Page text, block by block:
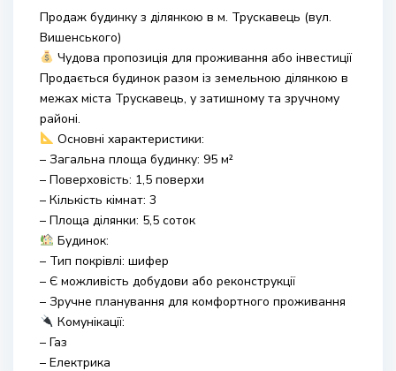
Продаж будинку з ділянкою в м. Трускавець (вул.
Вишенського)
Чудова пропозиція для проживання або інвестиції
Продається будинок разом із земельною ділянкою в
межах міста Трускавець, у затишному та зручному
районі.
Основні характеристики:
– Загальна площа будинку: 95 м²
– Поверховість: 1,5 поверхи
– Кількість кімнат: 3
– Площа ділянки: 5,5 соток
Будинок:
– Тип покрівлі: шифер
– Є можливість добудови або реконструкції
– Зручне планування для комфортного проживання
Комунікації:
– Газ
– Електрика